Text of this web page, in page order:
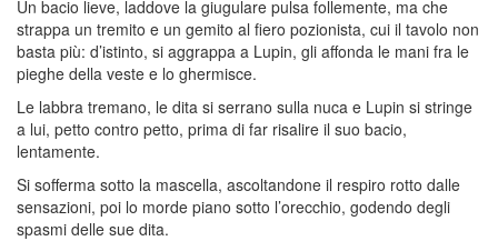
Un bacio lieve, laddove la giugulare pulsa follemente, ma che
strappa un tremito e un gemito al fiero pozionista, cui il tavolo non
basta più: d’istinto, si aggrappa a Lupin, gli affonda le mani fra le
pieghe della veste e lo ghermisce.
Le labbra tremano, le dita si serrano sulla nuca e Lupin si stringe
a lui, petto contro petto, prima di far risalire il suo bacio,
lentamente.
Si sofferma sotto la mascella, ascoltandone il respiro rotto dalle
sensazioni, poi lo morde piano sotto l’orecchio, godendo degli
spasmi delle sue dita.